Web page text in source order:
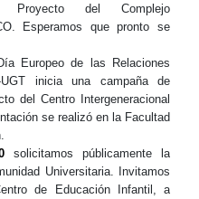
Proyecto del Complejo
Esperamos que pronto se
Europeo de las Relaciones
UGT inicia una campaña de
del Centro Intergeneracional
se realizó en la Facultad
solicitamos públicamente la
Universitaria. Invitamos
de Educación Infantil, a